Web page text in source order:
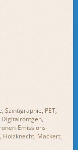
Szintigraphie, PET,
Emissions-
Holzknecht, Mackert,